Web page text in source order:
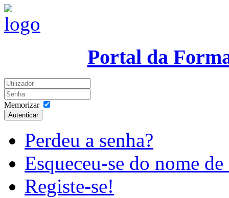
Portal da
Memorizar
Autenticar
Perdeu a senha?
Esqueceu-se do nome
Registe-se!